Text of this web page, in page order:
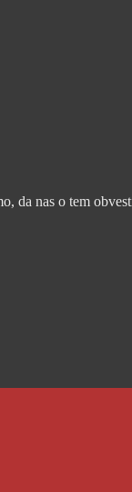
da nas o tem